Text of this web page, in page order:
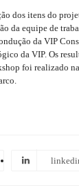
dos itens do
da equipe de
da VIP
da VIP. Os
foi realizado